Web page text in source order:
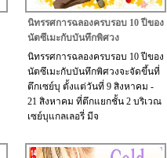
นิทรรศการฉลองครบรอบ 10 ปีของ
นัตซึเมะกับบันทึกพิศวง
นิทรรศการฉลองครบรอบ 10 ปีของ
นัตซึเมะกับบันทึกพิศวงจะจัดขึ้นที่
ตึกเซย์บุ ตั้งแต่วันที่ 9 สิงหาคม -
21 สิงหาคม ที่ตึกแยกชั้น 2 บริเวณ
เซย์บุแกลเลอรี่ มีจ